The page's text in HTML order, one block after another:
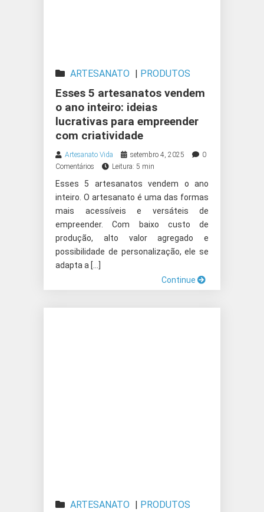
ARTESANATO | PRODUTOS
ARTESANAIS
Esses 5 artesanatos vendem
o ano inteiro: ideias
lucrativas para empreender
com criatividade
Artesanato Vida setembro 4, 2025
0
Comentários
Leitura: 5 min
Esses 5 artesanatos vendem o ano
inteiro. O artesanato é uma das formas
mais acessíveis e versáteis de
empreender. Com baixo custo de
produção, alto valor agregado e
possibilidade de personalização, ele se
adapta a […]
Continue
ARTESANATO | PRODUTOS